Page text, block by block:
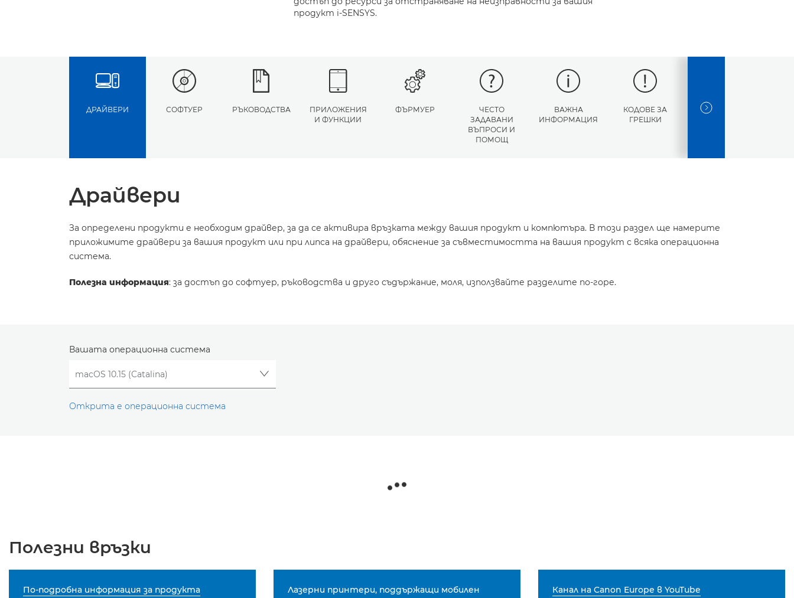
продукт i-SENSYS.
ДРАЙВЕРИ СОФТУЕР РЪКОВОДСТВА
ПРИЛОЖЕНИЯ
И ФУНКЦИИ
ФЪРМУЕР
ЧЕСТО
ЗАДАВАНИ
ВЪПРОСИ И
ПОМОЩ
ВАЖНА
ИНФОРМАЦИЯ
КОДОВЕ ЗА
ГРЕШКИ
СПЕЦИФИКАЦИИ
NEXT SLIDE
Драйвери
За определени продукти е необходим драйвер, за да се активира връзката между вашия продукт и компютъра. В този раздел ще намерите
приложимите драйвери за вашия продукт или при липса на драйвери, обяснение за съвместимостта на вашия продукт с всяка операционна
система.
Полезна информация: за достъп до софтуер, ръководства и друго съдържание, моля, използвайте разделите по-горе.
Вашата операционна система
Открита е операционна система
Полезни връзки
По-подробна информация за продукта
Лазерни принтери, поддържащи мобилен
Канал на Canon Europe в YouTube